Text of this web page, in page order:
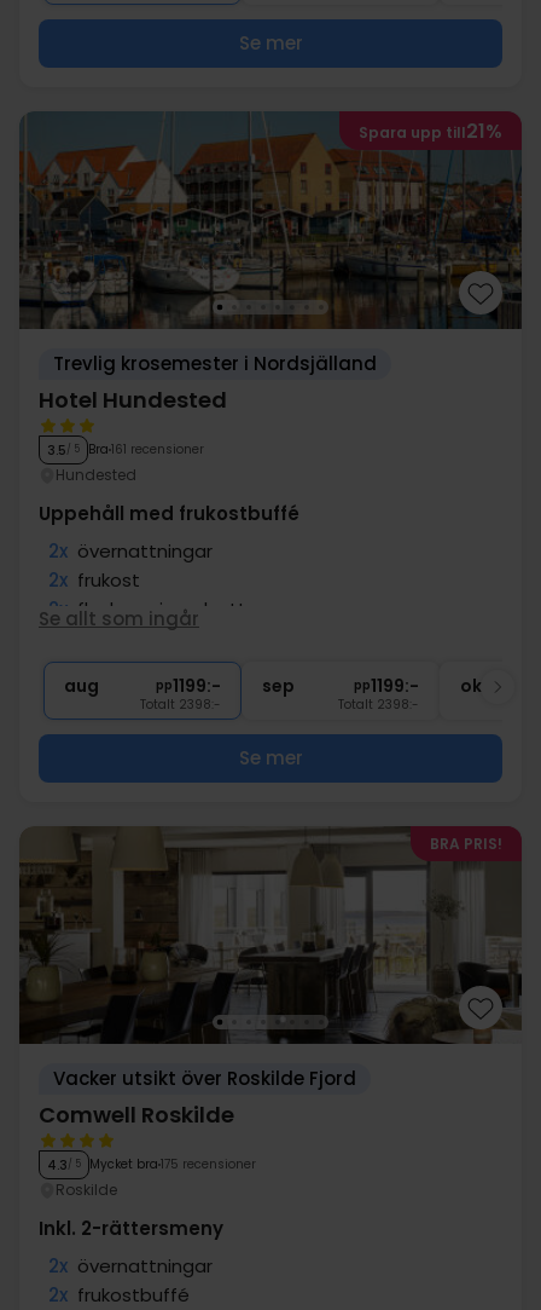
Se mer
Spara upp till21%
Trevlig krosemester i Nordsjälland
Hotel Hundested
3.5/ 5 Bra 161 recensioner
Hundested
Uppehåll med frukostbuffé
2x övernattningar
2x frukost
2x flaskor mineralvatten
Gratis parkering vid hotellet
∞ Gratis internet
Se allt som ingår
aug pp1199:-
Totalt 2398:-
sep pp1199:-
Totalt 2398:-
okt
Se mer
BRA PRIS!
Vacker utsikt över Roskilde Fjord
Comwell Roskilde
4.3/ 5 Mycket bra 175 recensioner
Roskilde
Inkl. 2-rättersmeny
2x övernattningar
2x frukostbuffé